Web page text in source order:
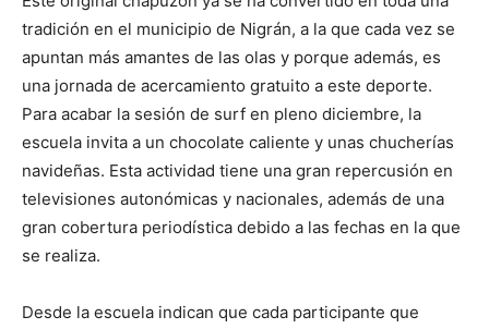
tradición en el municipio de Nigrán, a la que cada vez se
apuntan más amantes de las olas y porque además, es
una jornada de acercamiento gratuito a este deporte.
Para acabar la sesión de surf en pleno diciembre, la
escuela invita a un chocolate caliente y unas chucherías
navideñas. Esta actividad tiene una gran repercusión en
televisiones autonómicas y nacionales, además de una
gran cobertura periodística debido a las fechas en la que
se realiza.
Desde la escuela indican que cada participante que